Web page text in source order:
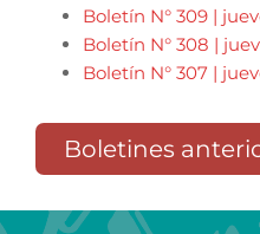
Boletín N° 309 |
Boletín N° 308 |
Boletín N° 307 |
Boletines